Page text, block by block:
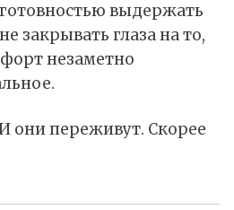
выдержать
закрывать глаза на то,
незаметно
переживут. Скорее